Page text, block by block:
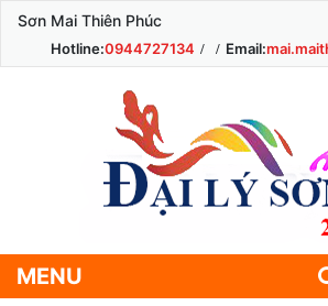
Sơn Mai Thiên Phúc
Hotline:0944727134 Email:
MENU